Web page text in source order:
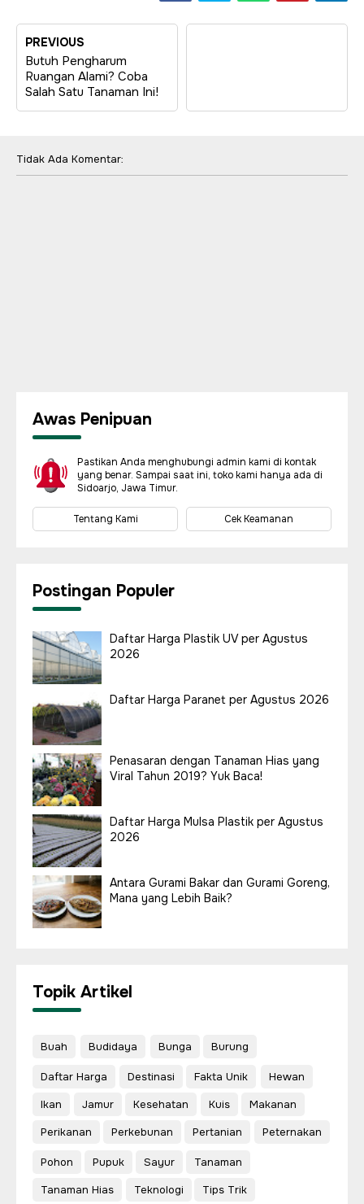
PREVIOUS
Butuh Pengharum
Ruangan Alami? Coba
Salah Satu Tanaman Ini!
Tidak Ada Komentar:
Awas Penipuan
Pastikan Anda menghubungi admin kami di kontak
yang benar. Sampai saat ini, toko kami hanya ada di
Sidoarjo, Jawa Timur.
Tentang Kami Cek Keamanan
Postingan Populer
Daftar Harga Plastik UV per Agustus
2026
Daftar Harga Paranet per Agustus 2026
Penasaran dengan Tanaman Hias yang
Viral Tahun 2019? Yuk Baca!
Daftar Harga Mulsa Plastik per Agustus
2026
Antara Gurami Bakar dan Gurami Goreng,
Mana yang Lebih Baik?
Topik Artikel
Buah Budidaya Bunga Burung
Daftar Harga Destinasi Fakta Unik
Hewan
Ikan
Jamur Kesehatan Kuis
Makanan
Perikanan
Perkebunan Pertanian Peternakan
Pohon Pupuk Sayur
Tanaman
Tanaman Hias
Teknologi Tips Trik